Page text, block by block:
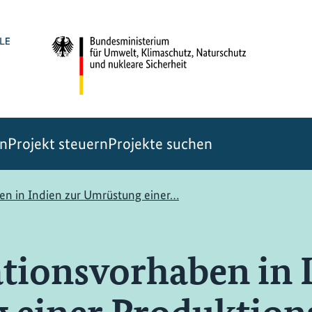
Projekt steuernProjekte suchen
in Indien zur Umrüstung einer…
in